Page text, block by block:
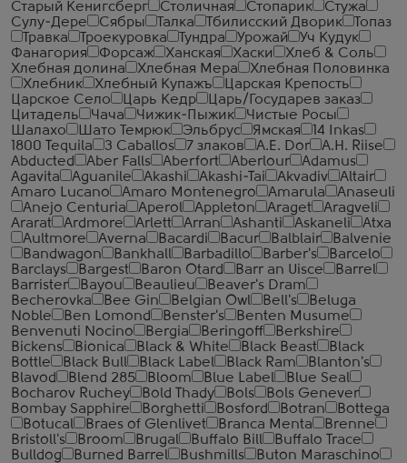
Старый Кенигсберг
Столичная Стопарик
Стужа
Сулу-Дере
Сябры Талка Тбилисский Дворик
Топаз
Травка
Троекуровка Тундра Урожай
Уч Кудук
Фанагория
Форсаж Ханская Хаски
Хлеб & Соль
Хлебная долина
Хлебная Мера
Хлебная Половинка
Хлебник
Хлебный Купажъ
Царская Крепость
Царское Село
Царь Кедр
Царь/Государев заказ
Цитадель
Чача Чижик-Пыжик
Чистые Росы
Шалахо
Шато Темрюк Эльбрус Ямская
14 Inkas
1800 Tequila
3 Caballos 7 злаков A.E. Dor
A.H. Riise
Abducted
Aber Falls Aberfort Aberlour
Adamus
Agavita
Aguanile Akashi Akashi-Tai Akvadiv
Altair
Amaro Lucano
Amaro Montenegro Amarula
Anaseuli
Anejo Centuria
Aperol Appleton Araget
Aragveli
Ararat
Ardmore Arlett Arran Ashanti Askaneli
Atxa
Aultmore
Averna Bacardi Bacur Balblair
Balvenie
Bandwagon
Bankhall Barbadillo Barber's
Barcelo
Barclays
Bargest Baron Otard Barr an Uisce
Barrel
Barrister
Bayou Beaulieu
Beaver's Dram
Becherovka
Bee Gin Belgian Owl Bell's
Beluga
Noble
Ben Lomond Benster's
Benten Musume
Benvenuti Nocino
Bergia Beringoff
Berkshire
Bickens
Bionica Black & White Black Beast
Black
Bottle
Black Bull Black Label Black Ram
Blanton's
Blavod
Blend 285 Bloom Blue Label
Blue Seal
Bocharov Ruchey
Bold Thady Bols
Bols Genever
Bombay Sapphire
Borghetti Bosford Botran
Bottega
Botucal
Braes of Glenlivet Branca Menta
Brenne
Bristoll's
Broom Brugal Buffalo Bill
Buffalo Trace
Bulldog
Burned Barrel Bushmills Buton Maraschino